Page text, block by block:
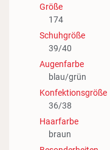
Größe
174
Schuhgröße
39/40
Augenfarbe
blau/grün
Konfektionsgröße
36/38
Haarfarbe
braun